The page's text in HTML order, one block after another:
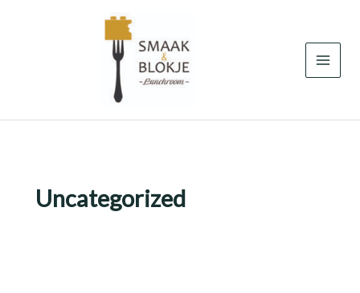
Uncategorized